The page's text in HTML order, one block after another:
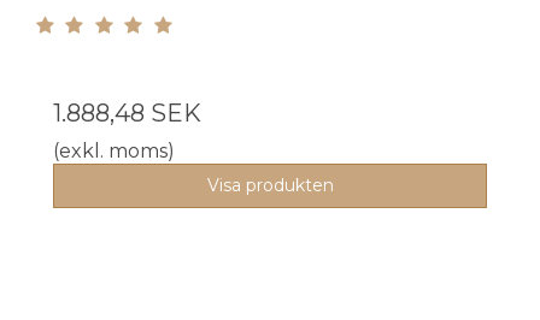
1.888,48 SEK
(exkl. moms)
Visa produkten